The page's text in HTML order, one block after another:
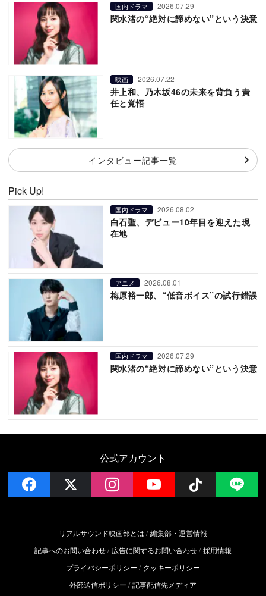
国内ドラマ 2026.07.29
関水渚の“絶対に諦めない”という決意
映画 2026.07.22
井上和、乃木坂46の未来を背負う責
任と覚悟
インタビュー記事一覧
Pick Up!
国内ドラマ 2026.08.02
白石聖、デビュー10年目を迎えた現
在地
アニメ 2026.08.01
梅原裕一郎、“低音ボイス”の試行錯誤
国内ドラマ 2026.07.29
関水渚の“絶対に諦めない”という決意
公式アカウント
facebook instagramYouTube Follow
リアルサウンド映画部とは
編集部・運営情報
記事へのお問い合わせ
広告に関するお問い合わせ 採用情報
プライバシーポリシー
クッキーポリシー
外部送信ポリシー
記事配信先メディア